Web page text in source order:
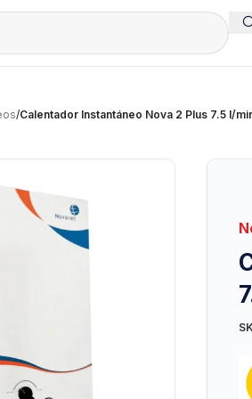
/Calentador Instantáneo Nova 2 Plus 7.5 l/